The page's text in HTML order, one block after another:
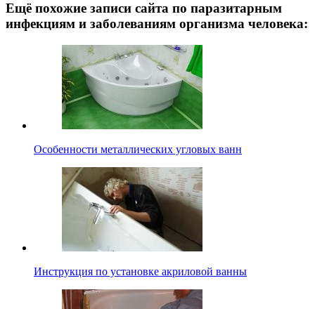
Ещё похожие записи сайта по паразитарным
инфекциям и заболеваниям организма человека:
Особенности металлических угловых ванн
Инструкция по установке акриловой ванны